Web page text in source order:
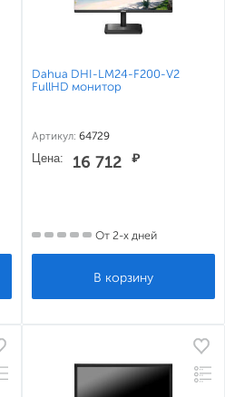
Dahua DHI-LM24-F200-V2
FullHD монитор
Артикул: 64729
Цена: 16 712 ₽
От 2-х дней